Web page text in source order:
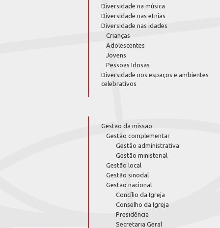
Diversidade na música
Diversidade nas etnias
Diversidade nas idades
Crianças
Adolescentes
Jovens
Pessoas Idosas
Diversidade nos espaços e ambientes
celebrativos
Gestão da missão
Gestão complementar
Gestão administrativa
Gestão ministerial
Gestão local
Gestão sinodal
Gestão nacional
Concílio da Igreja
Conselho da Igreja
Presidência
Secretaria Geral